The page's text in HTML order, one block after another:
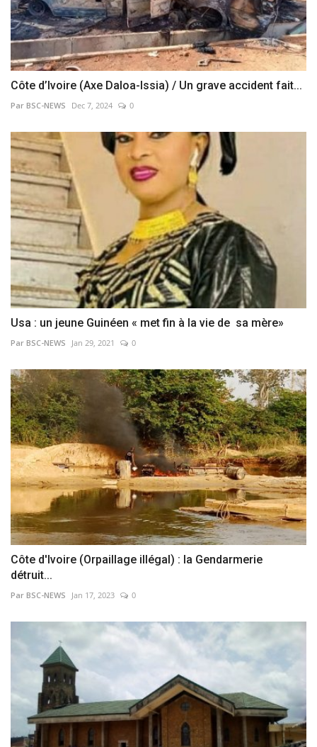
Côte d’Ivoire (Axe Daloa-Issia) / Un grave accident fait...
Par BSC-NEWS Dec 7, 2024 0
Usa : un jeune Guinéen « met fin à la vie de sa mère»
Par BSC-NEWS Jan 29, 2021 0
Côte d'Ivoire (Orpaillage illégal) : la Gendarmerie
détruit...
Par BSC-NEWS Jan 17, 2023 0